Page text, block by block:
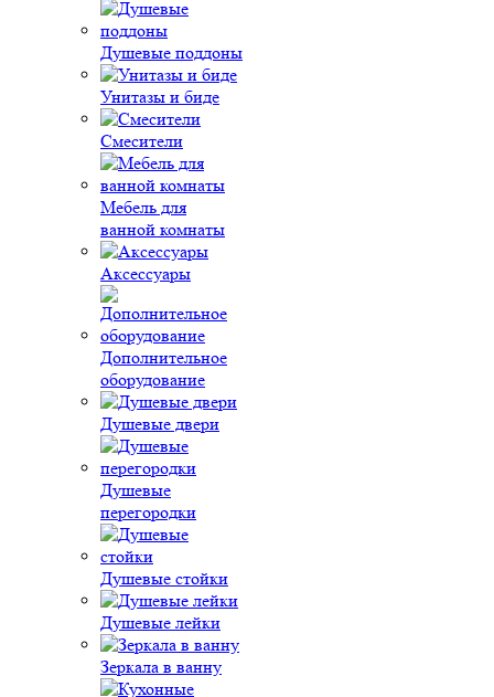
Душевые поддоны
Унитазы и биде
Смесители
Мебель для
ванной комнаты
Аксессуары
Дополнительное
оборудование
Душевые двери
Душевые
перегородки
Душевые стойки
Душевые лейки
Зеркала в ванну